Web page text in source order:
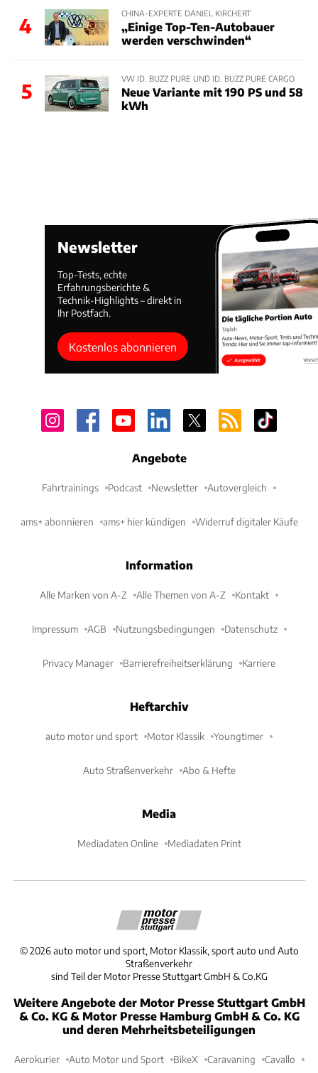
4
CHINA-EXPERTE DANIEL KIRCHERT
„Einige Top-Ten-Autobauer
werden verschwinden“
5
VW ID. BUZZ PURE UND ID. BUZZ PURE CARGO
Neue Variante mit 190 PS und 58
kWh
Newsletter
Top-Tests, echte
Erfahrungsberichte &
Technik-Highlights – direkt in
Ihr Postfach.
Kostenlos abonnieren
Angebote
Fahrtrainings Podcast Newsletter Autovergleich
ams+ abonnieren ams+ hier kündigen Widerruf digitaler Käufe
Information
Alle Marken von A-Z Alle Themen von A-Z Kontakt
Impressum AGB Nutzungsbedingungen Datenschutz
Privacy Manager Barrierefreiheitserklärung Karriere
Heftarchiv
auto motor und sport Motor Klassik Youngtimer
Auto Straßenverkehr Abo & Hefte
Media
Mediadaten Online Mediadaten Print
©2026 auto motor und sport, Motor Klassik, sport auto und Auto
Straßenverkehr
sind Teil der Motor Presse Stuttgart GmbH & Co.KG
Weitere Angebote der Motor Presse Stuttgart GmbH
& Co. KG & Motor Presse Hamburg GmbH & Co. KG
und deren Mehrheitsbeteiligungen
Aerokurier Auto Motor und Sport BikeX Caravaning Cavallo